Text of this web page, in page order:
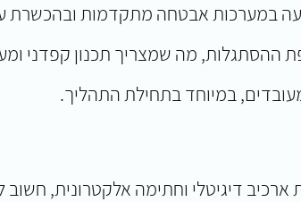
במערכות אבטחה מתקדמות ובהכשרת
ההסתגלות, מה שמצריך תכנון קפדני
במיוחד בתחילת התהליך.
דיגיטלי וחתימה אלקטרונית,